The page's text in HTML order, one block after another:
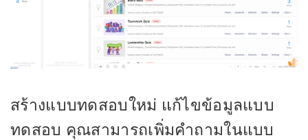
สร้างแบบทดสอบใหม่ แก้ไขข้อมูลแบบ
ทดสอบ คุณสามารถเพิ่มคำถามในแบบ